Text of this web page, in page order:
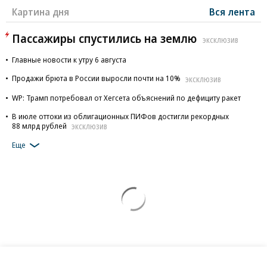
Картина дня Вся лента
Пассажиры спустились на землю ЭКСКЛЮЗИВ
Главные новости к утру 6 августа
Продажи брюта в России выросли почти на 10%
ЭКСКЛЮЗИВ
WP: Трамп потребовал от Хегсета объяснений по дефициту ракет
В июле оттоки из облигационных ПИФов достигли рекордных
88 млрд рублей
ЭКСКЛЮЗИВ
Еще